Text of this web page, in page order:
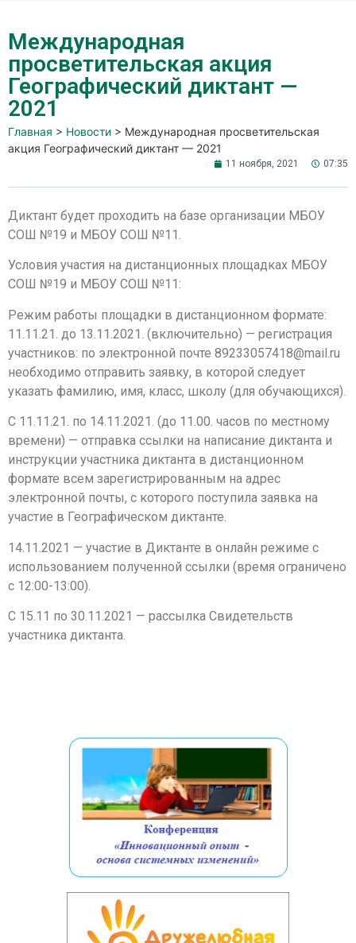
Международная
просветительская акция
Географический диктант —
2021
Главная > Новости > Международная просветительская
акция Географический диктант — 2021
11 ноября, 2021 07:35
Диктант будет проходить на базе организации МБОУ
СОШ №19 и МБОУ СОШ №11.
Условия участия на дистанционных площадках МБОУ
СОШ №19 и МБОУ СОШ №11:
Режим работы площадки в дистанционном формате:
11.11.21. до 13.11.2021. (включительно) — регистрация
участников: по электронной почте 89233057418@mail.ru
необходимо отправить заявку, в которой следует
указать фамилию, имя, класс, школу (для обучающихся).
С 11.11.21. по 14.11.2021. (до 11.00. часов по местному
времени) — отправка ссылки на написание диктанта и
инструкции участника диктанта в дистанционном
формате всем зарегистрированным на адрес
электронной почты, с которого поступила заявка на
участие в Географическом диктанте.
14.11.2021 — участие в Диктанте в онлайн режиме с
использованием полученной ссылки (время ограничено
с 12:00-13:00).
С 15.11 по 30.11.2021 — рассылка Свидетельств
участника диктанта.